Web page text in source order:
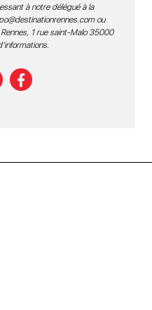
à notre délégué à la
ou
1 rue saint-Malo 35000
.